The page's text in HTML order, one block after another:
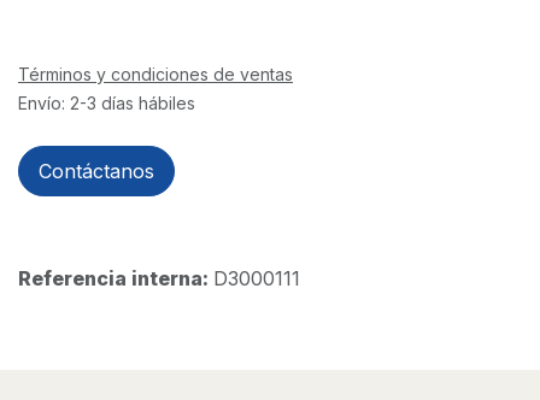
Términos y condiciones de ventas
Envío: 2-3 días hábiles
Contáctanos
Referencia interna: D3000111